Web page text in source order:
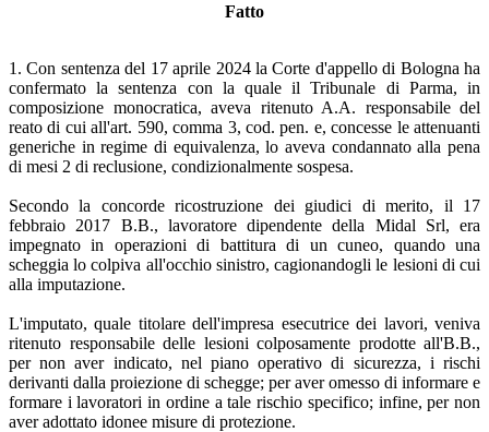
Fatto
1. Con sentenza del 17 aprile 2024 la Corte d'appello di Bologna ha
confermato la sentenza con la quale il Tribunale di Parma, in
composizione monocratica, aveva ritenuto A.A. responsabile del
reato di cui all'art. 590, comma 3, cod. pen. e, concesse le attenuanti
generiche in regime di equivalenza, lo aveva condannato alla pena
di mesi 2 di reclusione, condizionalmente sospesa.
Secondo la concorde ricostruzione dei giudici di merito, il 17
febbraio 2017 B.B., lavoratore dipendente della Midal Srl, era
impegnato in operazioni di battitura di un cuneo, quando una
scheggia lo colpiva all'occhio sinistro, cagionandogli le lesioni di cui
alla imputazione.
L'imputato, quale titolare dell'impresa esecutrice dei lavori, veniva
ritenuto responsabile delle lesioni colposamente prodotte all'B.B.,
per non aver indicato, nel piano operativo di sicurezza, i rischi
derivanti dalla proiezione di schegge; per aver omesso di informare e
formare i lavoratori in ordine a tale rischio specifico; infine, per non
aver adottato idonee misure di protezione.